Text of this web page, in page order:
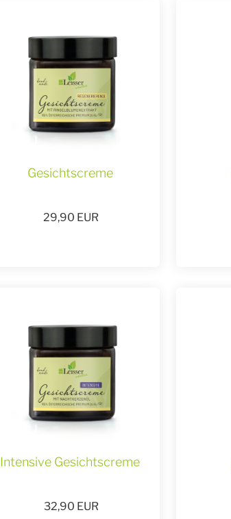
Gesichtscreme
29,90 EUR
Intensive Gesichtscreme
32,90 EUR